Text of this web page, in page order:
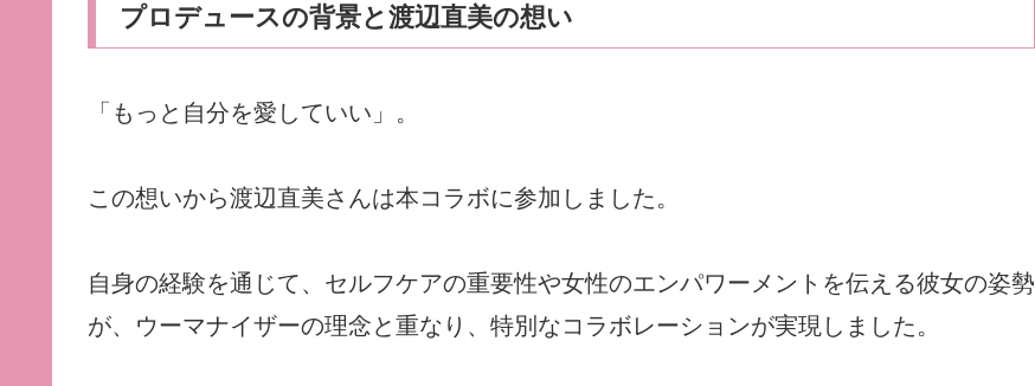
プロデュースの背景と渡辺直美の想い
「もっと自分を愛していい」。
この想いから渡辺直美さんは本コラボに参加しました。
自身の経験を通じて、セルフケアの重要性や女性のエンパワーメントを伝える彼女の姿勢
が、ウーマナイザーの理念と重なり、特別なコラボレーションが実現しました。